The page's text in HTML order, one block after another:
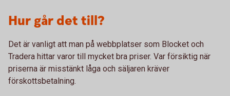
Hur går det till?
Det är vanligt att man på webbplatser som Blocket och
Tradera hittar varor till mycket bra priser. Var försiktig när
priserna är misstänkt låga och säljaren kräver
förskottsbetalning.